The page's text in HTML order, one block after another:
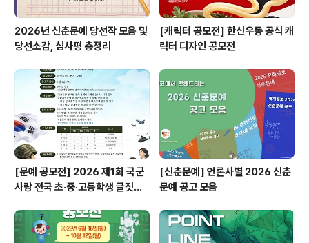
2026년 신춘문예 당선작 모음 및
당선소감, 심사평 총정리
[캐릭터 공모전] 한신우동 공식 캐
릭터 디자인 공모전
[문예 공모전] 2026 제1회 국군
사랑 전국 초·중·고등학생 글짓기
[신춘문예] 언론사별 2026 신춘
문예 공고 모음